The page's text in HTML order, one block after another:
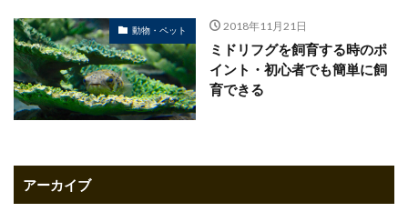
動物・ペット 2018年11月21日
ミドリフグを飼育する時のポ
イント・初心者でも簡単に飼
育できる
アーカイブ